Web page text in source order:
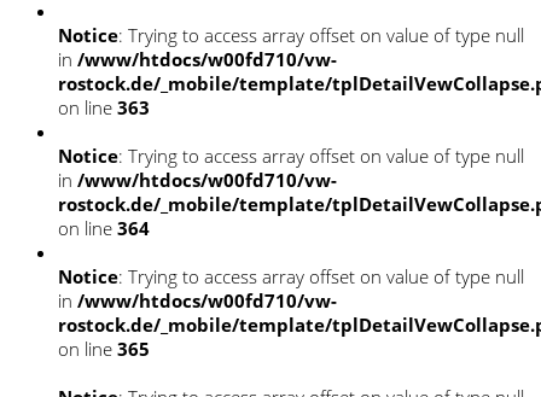
Notice: Trying to access array offset on value of type null
in /www/htdocs/w00fd710/vw-
rostock.de/_mobile/template/
on line 363
Notice: Trying to access array offset on value of type null
in /www/htdocs/w00fd710/vw-
rostock.de/_mobile/template/
on line 364
Notice: Trying to access array offset on value of type null
in /www/htdocs/w00fd710/vw-
rostock.de/_mobile/template/
on line 365